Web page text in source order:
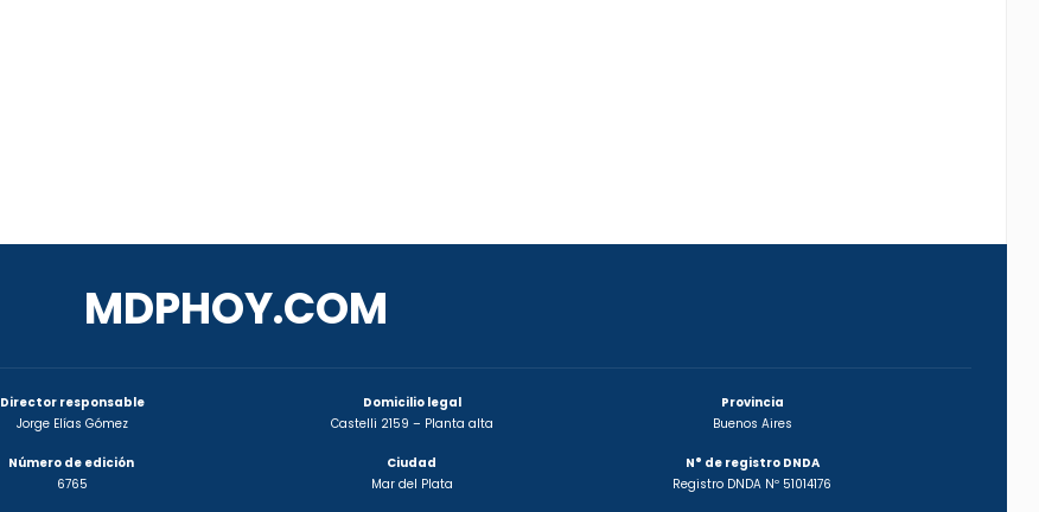
MDPHOY.COM
Director responsable
Jorge Elías Gómez
Número de edición
6765
Domicilio legal
Castelli 2159 – Planta alta
Ciudad
Mar del Plata
Provincia
Buenos Aires
N° de registro DNDA
Registro DNDA Nº 51014176